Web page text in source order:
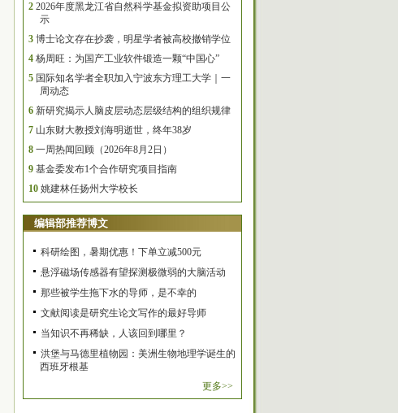
2 2026年度黑龙江省自然科学基金拟资助项目公
示
3 博士论文存在抄袭，明星学者被高校撤销学位
4 杨周旺：为国产工业软件锻造一颗“中国心”
5 国际知名学者全职加入宁波东方理工大学｜一
周动态
6 新研究揭示人脑皮层动态层级结构的组织规律
7 山东财大教授刘海明逝世，终年38岁
8 一周热闻回顾（2026年8月2日）
9 基金委发布1个合作研究项目指南
10 姚建林任扬州大学校长
编辑部推荐博文
科研绘图，暑期优惠！下单立减500元
悬浮磁场传感器有望探测极微弱的大脑活动
那些被学生拖下水的导师，是不幸的
文献阅读是研究生论文写作的最好导师
当知识不再稀缺，人该回到哪里？
洪堡与马德里植物园：美洲生物地理学诞生的
西班牙根基
更多>>